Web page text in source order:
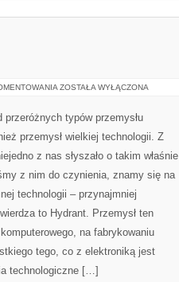
KONTENERY
ZOSTAŁA WYŁĄCZONA
przeróżnych typów przemysłu
przemysł wielkiej technologii. Z
z nas słyszało o takim właśnie
z nim do czynienia, znamy się na
technologii – przynajmniej
to Hydrant. Przemysł ten
na fabrykowaniu
tego, co z elektroniką jest
technologiczne […]